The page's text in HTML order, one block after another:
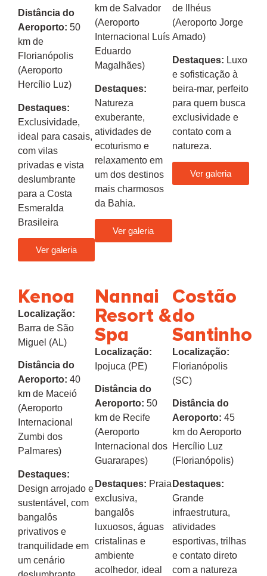
Distância do
Aeroporto: 50
km de
Florianópolis
(Aeroporto
Hercílio Luz)
Destaques:
Exclusividade,
ideal para casais,
com vilas
privadas e vista
deslumbrante
para a Costa
Esmeralda
Brasileira
Ver galeria
km de Salvador
(Aeroporto
Internacional Luís
Eduardo
Magalhães)
Destaques:
Natureza
exuberante,
atividades de
ecoturismo e
relaxamento em
um dos destinos
mais charmosos
da Bahia.
Ver galeria
de Ilhéus
(Aeroporto Jorge
Amado)
Destaques: Luxo
e sofisticação à
beira-mar, perfeito
para quem busca
exclusividade e
contato com a
natureza.
Ver galeria
Kenoa
Localização:
Barra de São
Miguel (AL)
Distância do
Aeroporto: 40
km de Maceió
(Aeroporto
Internacional
Zumbi dos
Palmares)
Destaques:
Design arrojado e
sustentável, com
bangalôs
privativos e
tranquilidade em
um cenário
Nannai
Resort &
Spa
Localização:
Ipojuca (PE)
Distância do
Aeroporto: 50
km de Recife
(Aeroporto
Internacional dos
Guararapes)
Destaques: Praia
exclusiva,
bangalôs
luxuosos, águas
cristalinas e
ambiente
acolhedor, ideal
Costão
do
Santinho
Localização:
Florianópolis
(SC)
Distância do
Aeroporto: 45
km do Aeroporto
Hercílio Luz
(Florianópolis)
Destaques:
Grande
infraestrutura,
atividades
esportivas, trilhas
e contato direto
com a natureza